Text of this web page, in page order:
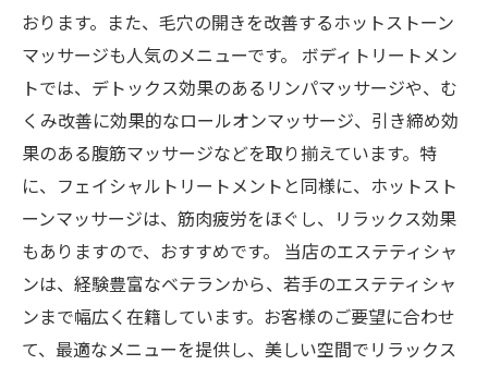
おります。また、毛穴の開きを改善するホットストーン
マッサージも人気のメニューです。 ボディトリートメン
トでは、デトックス効果のあるリンパマッサージや、む
くみ改善に効果的なロールオンマッサージ、引き締め効
果のある腹筋マッサージなどを取り揃えています。特
に、フェイシャルトリートメントと同様に、ホットスト
ーンマッサージは、筋肉疲労をほぐし、リラックス効果
もありますので、おすすめです。 当店のエステティシャ
ンは、経験豊富なベテランから、若手のエステティシャ
ンまで幅広く在籍しています。お客様のご要望に合わせ
て、最適なメニューを提供し、美しい空間でリラックス